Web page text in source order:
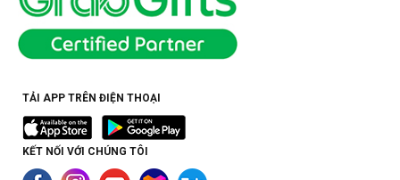
TẢI APP TRÊN ĐIỆN THOẠI
KẾT NỐI VỚI CHÚNG TÔI